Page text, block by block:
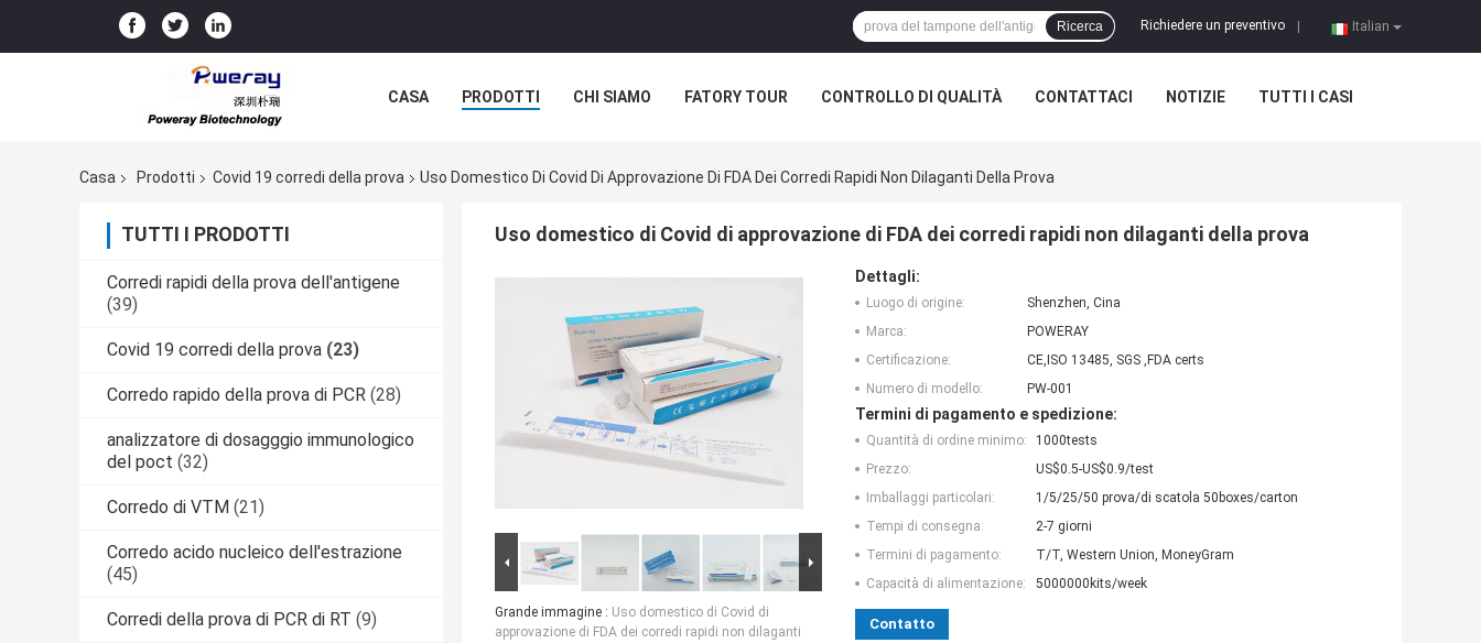
Italian
Richiedere un preventivo
Ricerca
CASA PRODOTTI CHI SIAMO FATORY TOUR CONTROLLO DI QUALITÀ CONTATTACI NOTIZIE TUTTI I CASI
Casa Prodotti Covid 19 corredi della prova Uso Domestico Di Covid Di Approvazione Di FDA Dei Corredi Rapidi Non Dilaganti Della Prova
TUTTI I PRODOTTI
Corredi rapidi della prova dell'antigene
(39)
Covid 19 corredi della prova (23)
Corredo rapido della prova di PCR (28)
analizzatore di dosagggio immunologico
del poct (32)
Corredo di VTM (21)
Corredo acido nucleico dell'estrazione
(45)
Corredi della prova di PCR di RT (9)
Uso domestico di Covid di approvazione di FDA dei corredi rapidi non dilaganti della prova
Grande immagine : Uso domestico di Covid di
approvazione di FDA dei corredi rapidi non dilaganti
Dettagli:
Luogo di origine:
Shenzhen, Cina
Marca:
POWERAY
Certificazione:
CE,ISO 13485, SGS ,FDA certs
Numero di modello:
PW-001
Termini di pagamento e spedizione:
Quantità di ordine minimo:
1000tests
Prezzo:
US$0.5-US$0.9/test
Imballaggi particolari:
1/5/25/50 prova/di scatola 50boxes/carton
Tempi di consegna:
2-7 giorni
Termini di pagamento:
T/T, Western Union, MoneyGram
Capacità di alimentazione:
5000000kits/week
Contatto